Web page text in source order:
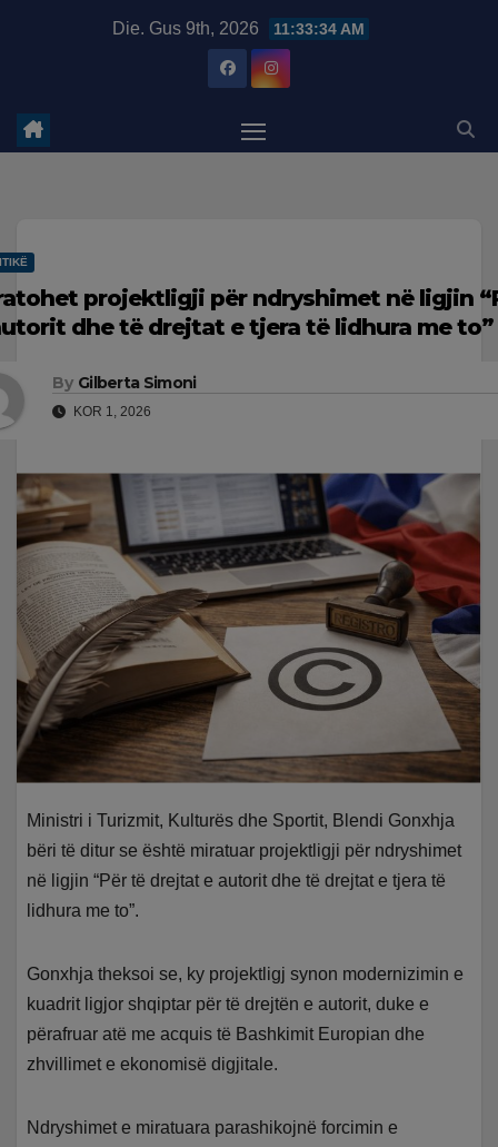
Die. Gus 9th, 2026 11:33:35 AM
projektligji për ndryshimet në ligjin
dhe të drejtat e tjera të lidhura me to”
By Gilberta Simoni
KOR 1, 2026
Ministri i Turizmit, Kulturës dhe Sportit, Blendi Gonxhja
bëri të ditur se është miratuar projektligji për ndryshimet
në ligjin “Për të drejtat e autorit dhe të drejtat e tjera të
lidhura me to”.
Gonxhja theksoi se, ky projektligj synon modernizimin e
kuadrit ligjor shqiptar për të drejtën e autorit, duke e
përafruar atë me acquis të Bashkimit Europian dhe
zhvillimet e ekonomisë digjitale.
Ndryshimet e miratuara parashikojnë forcimin e